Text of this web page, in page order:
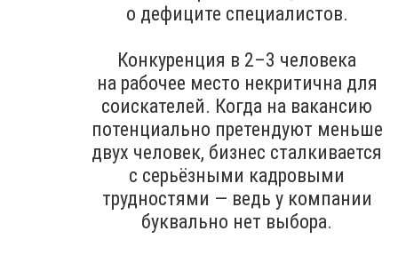
о дефиците специалистов.
Конкуренция в 2–3 человека
на рабочее место некритична для
соискателей. Когда на вакансию
потенциально претендуют меньше
двух человек, бизнес сталкивается
с серьёзными кадровыми
трудностями — ведь у компании
буквально нет выбора.